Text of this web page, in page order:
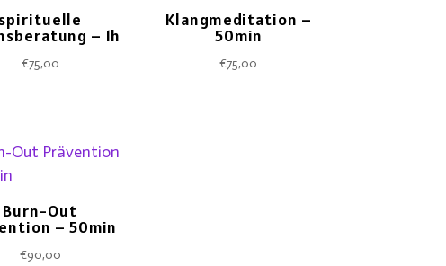
spirituelle
– 1h
€75,00
Klangmeditation –
50min
€75,00
Burn-Out
– 50min
€90,00